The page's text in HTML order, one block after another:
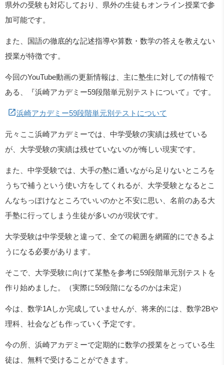
県外の受験も対応しており、県外の生徒もオンライン授業で参
加可能です。
また、国語の徹底的な記述指導や算数・数学の答えを教えない
授業が特徴です。
今回のYouTube動画の更新情報は、主に塾生に対しての情報で
ある、『浜崎アカデミー59段階単元別テストについて』です。
浜崎アカデミー59段階単元別テストについて
元々ここ浜崎アカデミーでは、中学受験の実績は残せている
が、大学受験の実績は残せていないのが悔しい現実です。
また、中学受験では、大手の塾に通いながら足りないところを
うちで補うという使い方をしてくれるが、大学受験となるとこ
んなちっぽけなところでいいのかと不安に思い、名前のある大
手塾に行ってしまう生徒が多いのが現状です。
大学受験は中学受験と違って、全ての範囲を網羅的にできるよ
うになる必要があります。
そこで、大学受験に向けて某塾を参考に59段階単元別テストを
作り始めました。（実際に59段階になるのかは未定）
今は、数学1Aしか完成していませんが、将来的には、数学2Bや
理科、社会なども作っていく予定です。
今の所、浜崎アカデミーで定期的に数学の授業をとっている生
徒は、無料で受けることができます。